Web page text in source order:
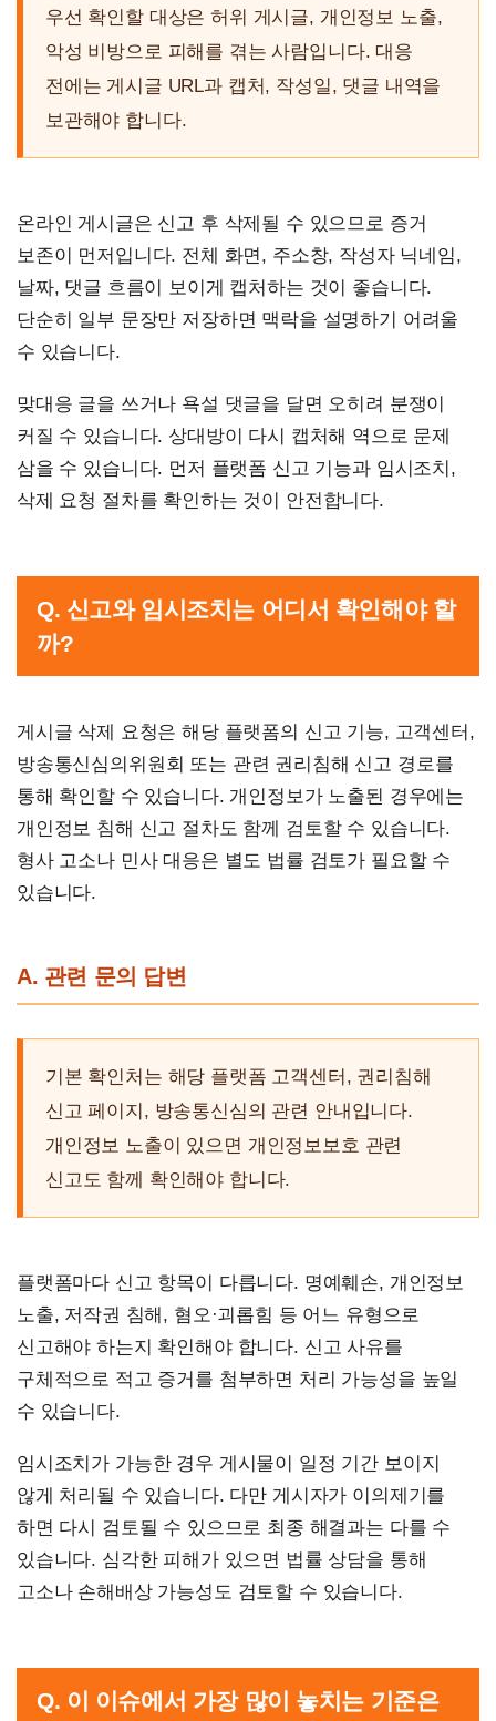
우선 확인할 대상은 허위 게시글, 개인정보 노출,
악성 비방으로 피해를 겪는 사람입니다. 대응
전에는 게시글 URL과 캡처, 작성일, 댓글 내역을
보관해야 합니다.
온라인 게시글은 신고 후 삭제될 수 있으므로 증거
보존이 먼저입니다. 전체 화면, 주소창, 작성자 닉네임,
날짜, 댓글 흐름이 보이게 캡처하는 것이 좋습니다.
단순히 일부 문장만 저장하면 맥락을 설명하기 어려울
수 있습니다.
맞대응 글을 쓰거나 욕설 댓글을 달면 오히려 분쟁이
커질 수 있습니다. 상대방이 다시 캡처해 역으로 문제
삼을 수 있습니다. 먼저 플랫폼 신고 기능과 임시조치,
삭제 요청 절차를 확인하는 것이 안전합니다.
Q. 신고와 임시조치는 어디서 확인해야 할
까?
게시글 삭제 요청은 해당 플랫폼의 신고 기능, 고객센터,
방송통신심의위원회 또는 관련 권리침해 신고 경로를
통해 확인할 수 있습니다. 개인정보가 노출된 경우에는
개인정보 침해 신고 절차도 함께 검토할 수 있습니다.
형사 고소나 민사 대응은 별도 법률 검토가 필요할 수
있습니다.
A. 관련 문의 답변
기본 확인처는 해당 플랫폼 고객센터, 권리침해
신고 페이지, 방송통신심의 관련 안내입니다.
개인정보 노출이 있으면 개인정보보호 관련
신고도 함께 확인해야 합니다.
플랫폼마다 신고 항목이 다릅니다. 명예훼손, 개인정보
노출, 저작권 침해, 혐오·괴롭힘 등 어느 유형으로
신고해야 하는지 확인해야 합니다. 신고 사유를
구체적으로 적고 증거를 첨부하면 처리 가능성을 높일
수 있습니다.
임시조치가 가능한 경우 게시물이 일정 기간 보이지
않게 처리될 수 있습니다. 다만 게시자가 이의제기를
하면 다시 검토될 수 있으므로 최종 해결과는 다를 수
있습니다. 심각한 피해가 있으면 법률 상담을 통해
고소나 손해배상 가능성도 검토할 수 있습니다.
Q. 이 이슈에서 가장 많이 놓치는 기준은